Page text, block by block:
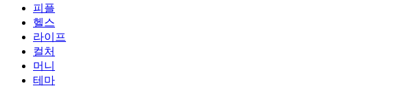
피플
헬스
라이프
컬처
머니
테마